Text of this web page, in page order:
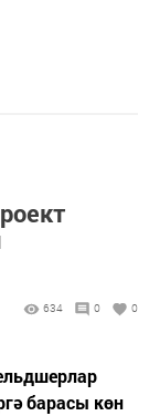
634 0 0
барасы көн